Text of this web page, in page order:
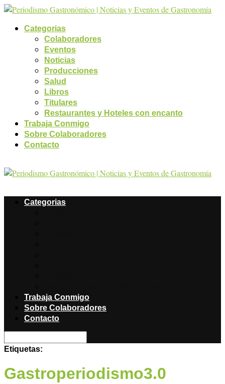
Categorias
Colaboradores
Eventos
Noticias
Producciones
Salud
Libros
Titulares
Restaurantes y Hoteles con encanto
Trabaja Conmigo
Sobre Colaboradores
Contacto
Categorias
Trabaja Conmigo
Sobre Colaboradores
Contacto
Etiquetas:
Gastroperiodismo3.0